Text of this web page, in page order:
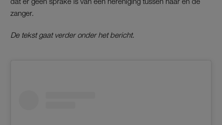
zanger.
De tekst gaat verder onder het bericht.